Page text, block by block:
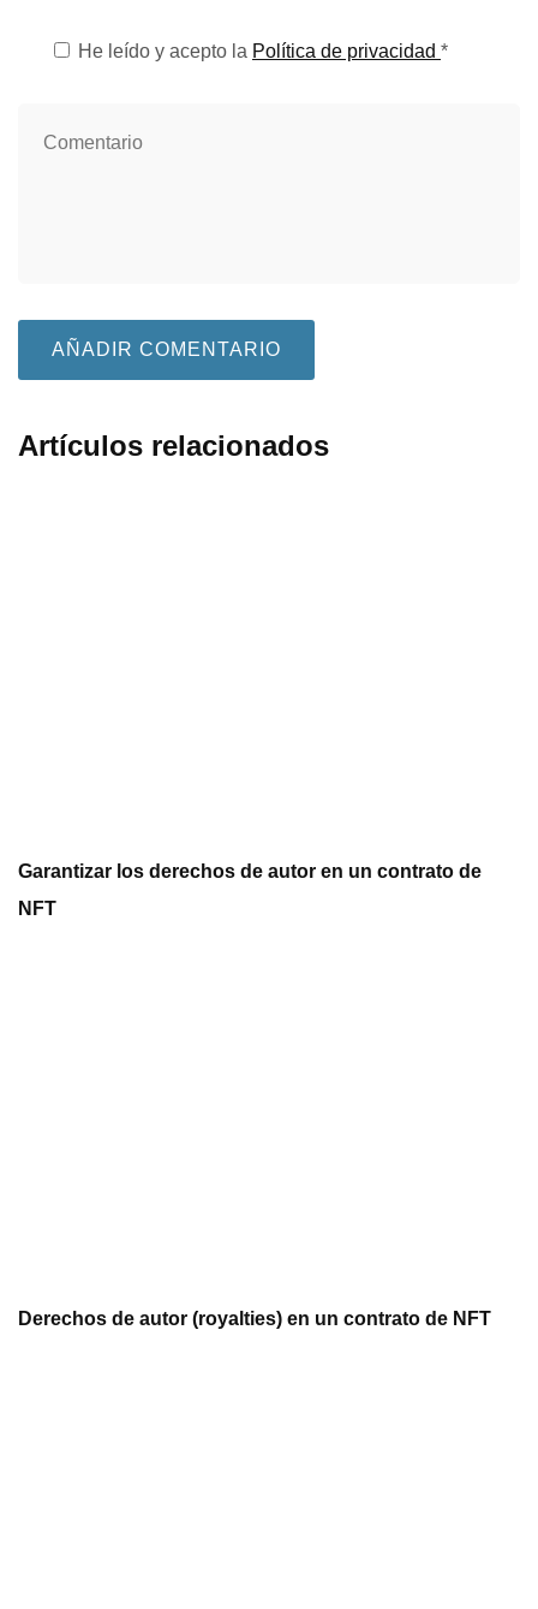
He leído y acepto la Política de privacidad *
Artículos relacionados
Garantizar los derechos de autor en un contrato de
NFT
Derechos de autor (royalties) en un contrato de NFT